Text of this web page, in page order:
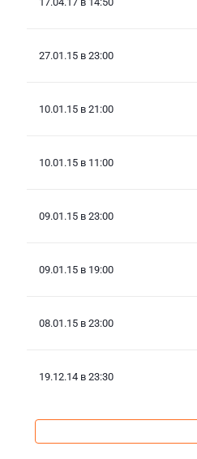
27.01.15 в 23:00
10.01.15 в 21:00
10.01.15 в 11:00
09.01.15 в 23:00
09.01.15 в 19:00
08.01.15 в 23:00
19.12.14 в 23:30